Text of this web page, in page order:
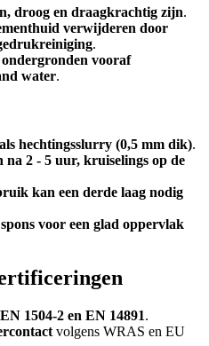
droog en draagkrachtig zijn.
verwijderen door
.
vooraf
water.
hechtingsslurry (0,5 mm dik).
na 2 - 5 uur, kruiselings op de
kan een derde laag nodig
voor een glad oppervlak
1504-2 en EN 14891.
volgens WRAS en EU